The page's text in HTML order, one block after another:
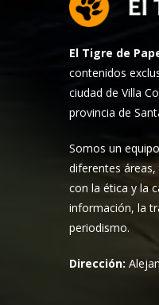
El Tigre de
contenidos
ciudad de Villa
provincia de
Somos un
diferentes
con la ética y la
información, la
periodismo.
Dirección: